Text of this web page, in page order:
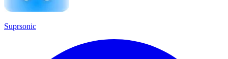
Suprsonic